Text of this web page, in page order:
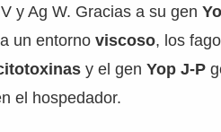
y Ag W. Gracias a su gen
un entornoviscoso, los
y el genYop J-P
el hospedador.